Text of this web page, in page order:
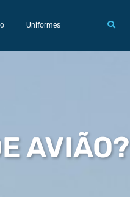
Uniformes
AVIÃO?